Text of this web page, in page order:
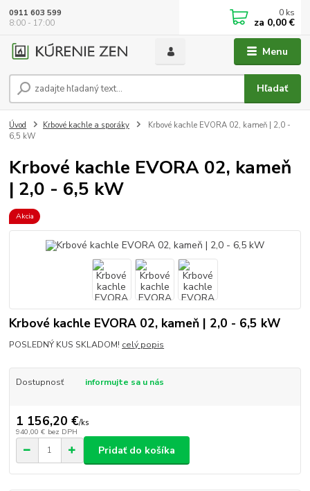
Menu
Hľadať
0911 603 599
8:00 - 17:00
0 ks
za 0,00 €
Úvod Krbové kachle a sporáky
Krbové kachle EVORA 02, kameň | 2,0 -
6,5 kW
Krbové kachle EVORA 02, kameň
| 2,0 - 6,5 kW
Akcia
Krbové kachle EVORA 02, kameň | 2,0 - 6,5 kW
POSLEDNÝ KUS SKLADOM! celý popis
Dostupnosť informujte sa u nás
1 156,20 €/ks
940,00 € bez DPH
Pridať do košíka